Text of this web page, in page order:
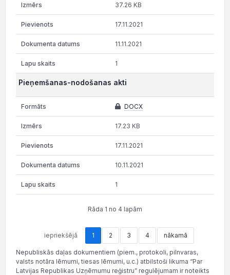
37.26 KB
17.11.2021
11.11.2021
1
Pieņemšanas-nodošanas akti
DOCX
17.23 KB
17.11.2021
10.11.2021
1
Rāda 1 no 4 lapām
iepriekšējā 1 2 3 4 nākamā
Nepubliskās daļas dokumentiem (piem., protokoli, pilnvaras,
valsts notāra lēmumi, tiesas lēmumi, u.c.) atbilstoši likuma “Par
Latvijas Republikas Uzņēmumu reģistru” regulējumam ir noteikts